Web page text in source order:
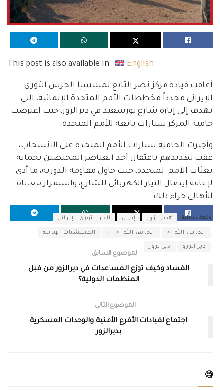
This post is also available in: English
أعاقت قيادة مركز نصر التابع لميليشيا الحرس الثوري
الإيراني مجدداً مخططات الأمم المتحدة الإنمائية، التي
تهدف إلى إنارة شارع بورسعيد في ديرالزور، حيث اعترضت
حامية المركز سيارات تابعة للأمم المتحدة.
وأجبرت الحامية سيارات الأمم المتحدة على الانسحاب،
عقب تهديدهم باعتقال أحد العناصر المختصين بحماية
بعثات الأمم المتحدة، حيث حاول مقاومة الدورية، ما أدى
لإعاقة إيصال التيار الكهربائي للشارع، واستمرار معاناة
الأهالي جراء ذلك.
كلمات دلالية: #ديرالزور إيران الحر الثوري الإيراني
الحرس الثوري الحرس الثوري ال الميليشيات الإيرنية
دير الزرو ديرالزور
الموضوع السابق
الفساد وكيف توزع المساعدات في ديرالزور من قبل
المنظمات الدولية؟
الموضوع التالي
اجتماع لقيادات الأفرع الأمنية والوحدات العسكرية
بديرالزور
🧐